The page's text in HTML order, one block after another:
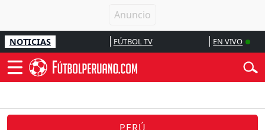
NOTICIAS FÚTBOL TV EN VIVO